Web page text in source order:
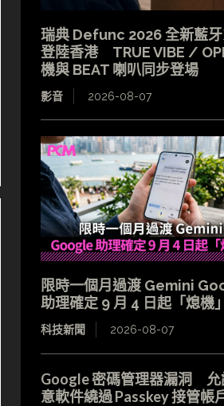
瑞典 Defunc 2026 全新藍牙
登陸香港 TRUE VIBE /
機與 BEAT 喇叭同步登場
影音 2026-08-07
限時一個月過渡 Gemini
助理確定 9 月 4 日起「熄機」
科技新聞 2026-08-07
Google 密碼管理器漏洞 允
意軟件繞過 Passkey 接管帳